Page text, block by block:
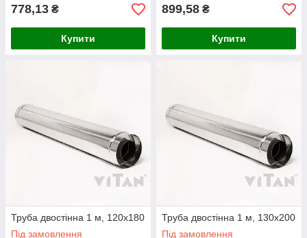
778,13 ₴
Купити
899,58 ₴
Купити
Труба двостінна 1 м, 120х180
Під замовлення
Труба двостінна 1 м, 130х200
Під замовлення